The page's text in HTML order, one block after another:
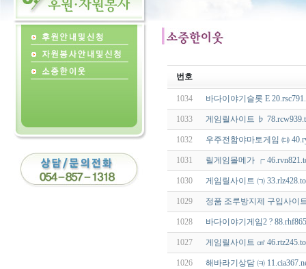
번호
1034 바다이야기슬롯 E
1033 게임릴사이트 ♭
1032 우주전함야마토게임 ㈐
1031 릴게임몰메가 ┍
1030 게임릴사이트 ㈀
1029 정품 조루방지제 구입사이
1028 바다이야기게임2 ?
1027 게임릴사이트 ㎤
1026 해바라기상담 ㈊